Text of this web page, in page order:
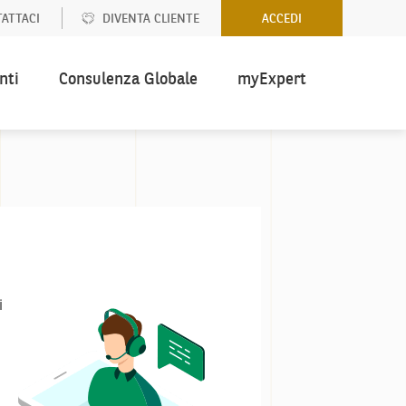
ACCEDI
DIVENTA CLIENTE
Consulenza Globale myExpert